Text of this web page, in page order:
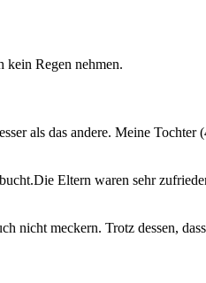
kein Regen nehmen.
als das andere. Meine
Eltern waren sehr
nicht meckern. Trotz dessen,